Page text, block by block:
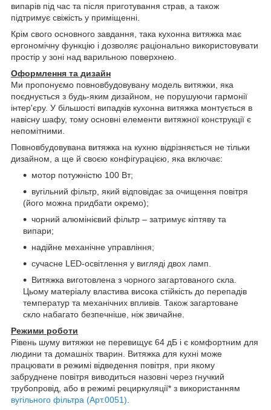
випарів під час та після приготування страв, а також
підтримує свіжість у приміщенні.
Крім свого основного завдання, така кухонна витяжка має
ергономічну функцію і дозволяє раціонально використовувати
простір у зоні над варильною поверхнею.
Оформлення та дизайн
Ми пропонуємо повновбудовувану модель витяжки, яка
поєднується з будь-яким дизайном, не порушуючи гармонії
інтер'єру. У більшості випадків кухонна витяжка монтується в
навісну шафу, тому основні елементи витяжної конструкції є
непомітними.
Повновбудовувана витяжка на кухню відрізняється не тільки
дизайном, а ще й своєю конфігурацією, яка включає:
мотор потужністю 100 Вт;
вугільний фільтр, який відповідає за очищення повітря
(його можна придбати окремо);
чорний алюмінієвий фільтр – затримує кіптяву та
випари;
надійне механічне управління;
сучасне LED-освітлення у вигляді двох ламп.
Витяжка виготовлена з чорного загартованого скла.
Цьому матеріалу властива висока стійкість до перепадів
температур та механічних впливів. Також загартоване
скло набагато безпечніше, ніж звичайне.
Режими роботи
Рівень шуму витяжки не перевищує 64 дБ і є комфортним для
людини та домашніх тварин. Витяжка для кухні може
працювати в режимі відведення повітря, при якому
забруднене повітря виводиться назовні через гнучкий
трубопровід, або в режимі рециркуляції* з використанням
вугільного фільтра (Арт.0051)